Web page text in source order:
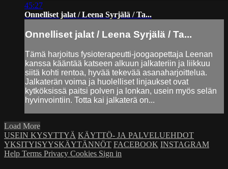
45:27
Onnelliset jalat / Leena Syrjälä / Ta...
Onnelliset jalat / Leena Syrjälä / Ta...
Tämä harjoitus fysioterapeutti-joogaopettaja Leenan
kanssa kääntää katseen alkuun jalkateriin ja liikkuu
siitä kohti rentoa, hyvää tekevää asanaharjoittelua.
Jalkaterän voima ja huolelliset linjaukset ovat
kytköksissä paitsi polven ja lonkan, usein myös selän
hyvinvointiin. Totta kai jalkaterä on...
Load More
USEIN KYSYTTYÄ KÄYTTÖ- JA PALVELUEHDOT
YKSITYISYYSKÄYTÄNNÖT FACEBOOK INSTAGRAM
Help Terms Privacy Cookies Sign in